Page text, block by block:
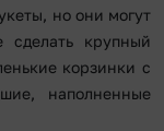
но они могут
сделать крупный
корзинки с
наполненные